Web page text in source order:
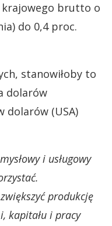
brutto o
do 0,4 proc.
stanowiłoby to
dolarów
dolarów (USA)
i usługowy
produkcję
kapitału i pracy